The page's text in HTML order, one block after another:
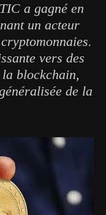
a gagné en
un acteur
vers des
blockchain,
de la